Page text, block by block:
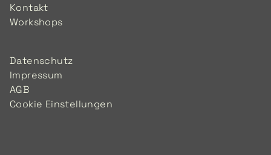
Kontakt
Workshops
Datenschutz
Impressum
AGB
Cookie Einstellungen